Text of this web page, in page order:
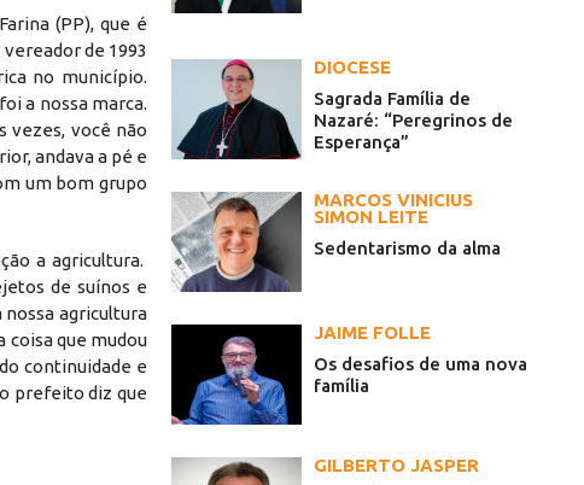
(PP), que é
de 1993
no município.
a nossa marca.
vezes, você não
andava a pé e
um bom grupo
a agricultura.
de suínos e
agricultura
coisa que mudou
continuidade e
prefeito diz que
DIOCESE
Sagrada Família de
Nazaré: “Peregrinos de
Esperança”
MARCOS VINICIUS
SIMON LEITE
Sedentarismo da alma
JAIME FOLLE
Os desafios de uma nova
família
GILBERTO JASPER